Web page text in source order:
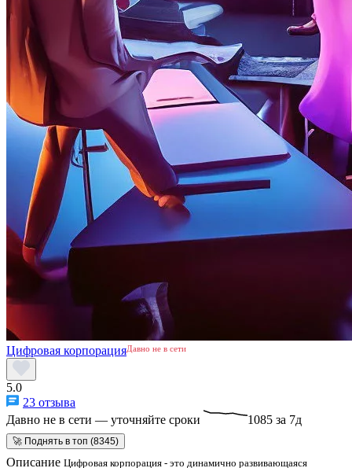
Цифровая корпорацияДавно не в сети
5.0
23 отзыва
Давно не в сети — уточняйте сроки
1085 за 7д
🚀 Поднять в топ (8345)
Описание Цифровая корпорация - это динамично развивающаяся